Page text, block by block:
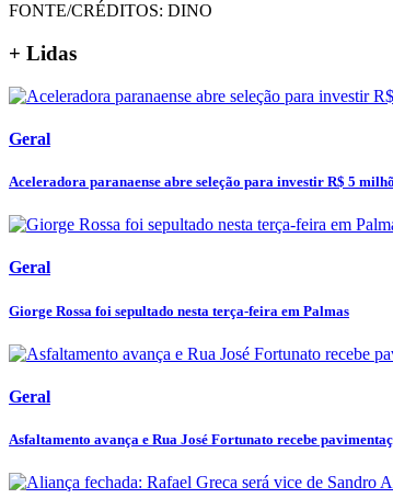
FONTE/CRÉDITOS: DINO
+ Lidas
Geral
Aceleradora paranaense abre seleção para investir R$ 5
Geral
Giorge Rossa foi sepultado nesta terça-feira em Palmas
Geral
Asfaltamento avança e Rua José Fortunato recebe